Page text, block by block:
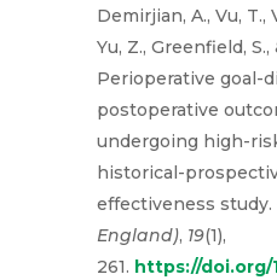
Demirjian, A., Vu, T.,
Yu, Z., Greenfield, S.,
Perioperative goal-
postoperative
undergoing high-
historical-
effectiveness study.
England), 19(1),
261. https://doi.org/